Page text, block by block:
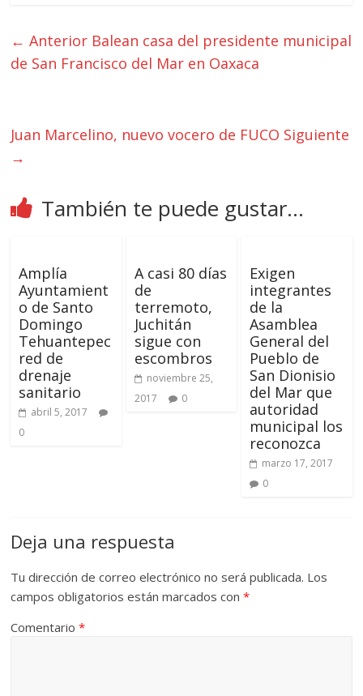
← Anterior Balean casa del presidente municipal
de San Francisco del Mar en Oaxaca
Juan Marcelino, nuevo vocero de FUCO Siguiente
→
También te puede gustar...
Amplía
Ayuntamient
o de Santo
Domingo
Tehuantepec
red de
drenaje
sanitario
abril 5, 2017
0
A casi 80 días
de
terremoto,
Juchitán
sigue con
escombros
noviembre 25,
2017
0
Exigen
integrantes
de la
Asamblea
General del
Pueblo de
San Dionisio
del Mar que
autoridad
municipal los
reconozca
marzo 17, 2017
0
Deja una respuesta
Tu dirección de correo electrónico no será publicada. Los
campos obligatorios están marcados con*
Comentario*